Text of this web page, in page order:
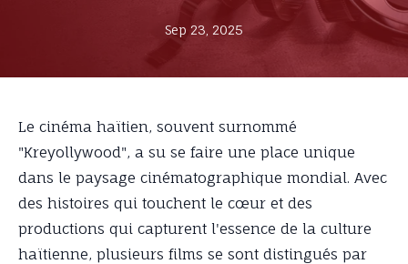
Sep 23, 2025
Le cinéma haïtien, souvent surnommé
"Kreyollywood", a su se faire une place unique
dans le paysage cinématographique mondial. Avec
des histoires qui touchent le cœur et des
productions qui capturent l'essence de la culture
haïtienne, plusieurs films se sont distingués par